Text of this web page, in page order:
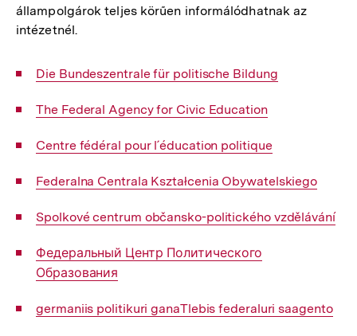
állampolgárok teljes körűen informálódhatnak az
intézetnél.
Interner
Die Bundeszentrale für politische Bildung
Interner
The Federal Agency for Civic Education
Interner
Centre fédéral pour l´éducation politique
Interner
Federalna Centrala Kształcenia Obywatelskiego
Interner
Spolkové centrum občansko-politického vzdělávání
Interner
Link:
Федеральный Центр Политического
Образования
Interner
germaniis politikuri ganaTlebis federaluri saagento